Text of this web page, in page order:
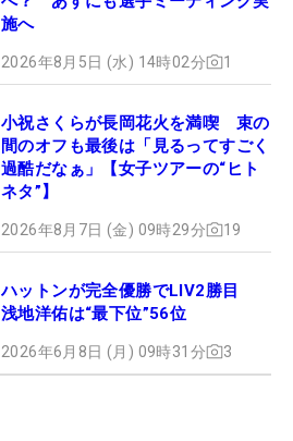
施へ
2026年8月5日 (水) 14時02分 1
小祝さくらが長岡花火を満喫 束の
間のオフも最後は「見るってすごく
過酷だなぁ」【女子ツアーの“ヒト
ネタ”】
2026年8月7日 (金) 09時29分 19
ハットンが完全優勝でLIV2勝目
浅地洋佑は“最下位”56位
2026年6月8日 (月) 09時31分 3